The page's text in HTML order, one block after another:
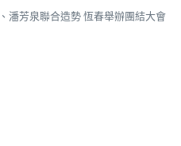
、潘芳泉聯合造勢 恆春舉辦團結大會